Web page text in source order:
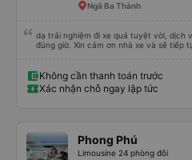
Ngã Ba Thành
dạ trải nghiệm đi xe quá tuyệt vời, dịch
đúng giờ. Xin cảm ơn nhà xe và sẽ tiếp
Không cần thanh toán trước
Xác nhận chỗ ngay lập tức
Phong Phú
Limousine 24 phòng đôi